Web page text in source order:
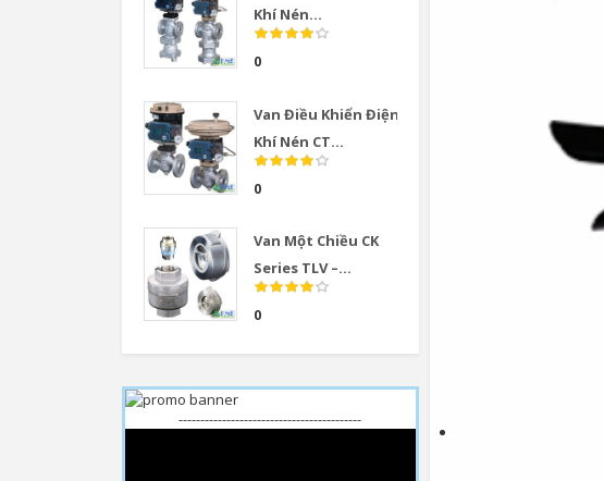
Khí Nén...
0
Van Điều Khiển Điện
Khí Nén CT...
0
Van Một Chiều CK
Series TLV –...
0
Ngưng Chân...
------------------------------------------